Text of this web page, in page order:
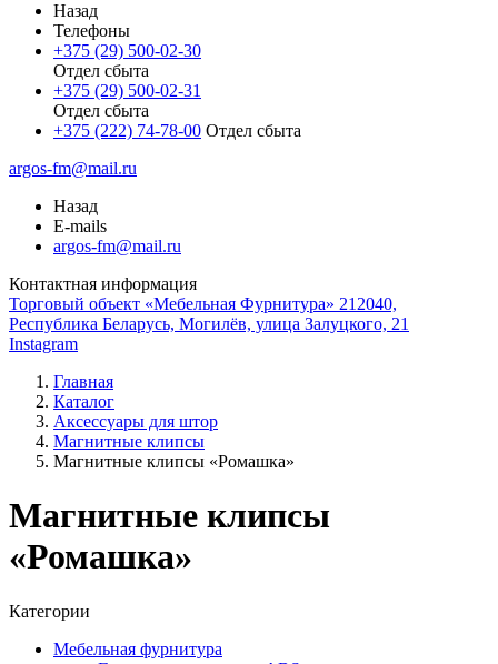
Назад
Телефоны
+375 (29) 500-02-30
Отдел сбыта
+375 (29) 500-02-31
Отдел сбыта
+375 (222) 74-78-00 Отдел сбыта
argos-fm@mail.ru
Назад
E-mails
argos-fm@mail.ru
Контактная информация
Торговый объект «Мебельная Фурнитура» 212040,
Республика Беларусь, Могилёв, улица Залуцкого, 21
Instagram
Главная
Каталог
Аксессуары для штор
Магнитные клипсы
Магнитные клипсы «Ромашка»
Магнитные клипсы
«Ромашка»
Категории
Мебельная фурнитура